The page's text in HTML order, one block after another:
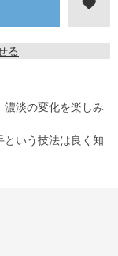
る
淡の変化を楽しみ
という技法は良く知